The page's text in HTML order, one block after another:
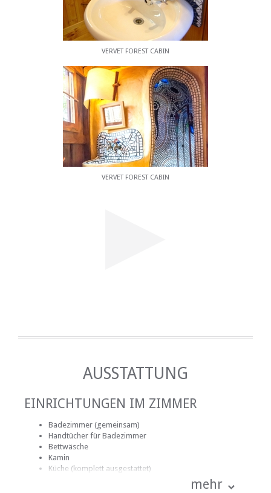
VERVET FOREST CABIN
VERVET FOREST CABIN
AUSSTATTUNG
EINRICHTUNGEN IM ZIMMER
Badezimmer (gemeinsam)
Handtücher für Badezimmer
Bettwäsche
Kamin
Küche (komplett ausgestattet)
mehr